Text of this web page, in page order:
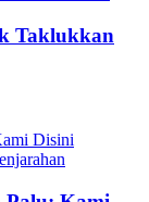
Taklukkan